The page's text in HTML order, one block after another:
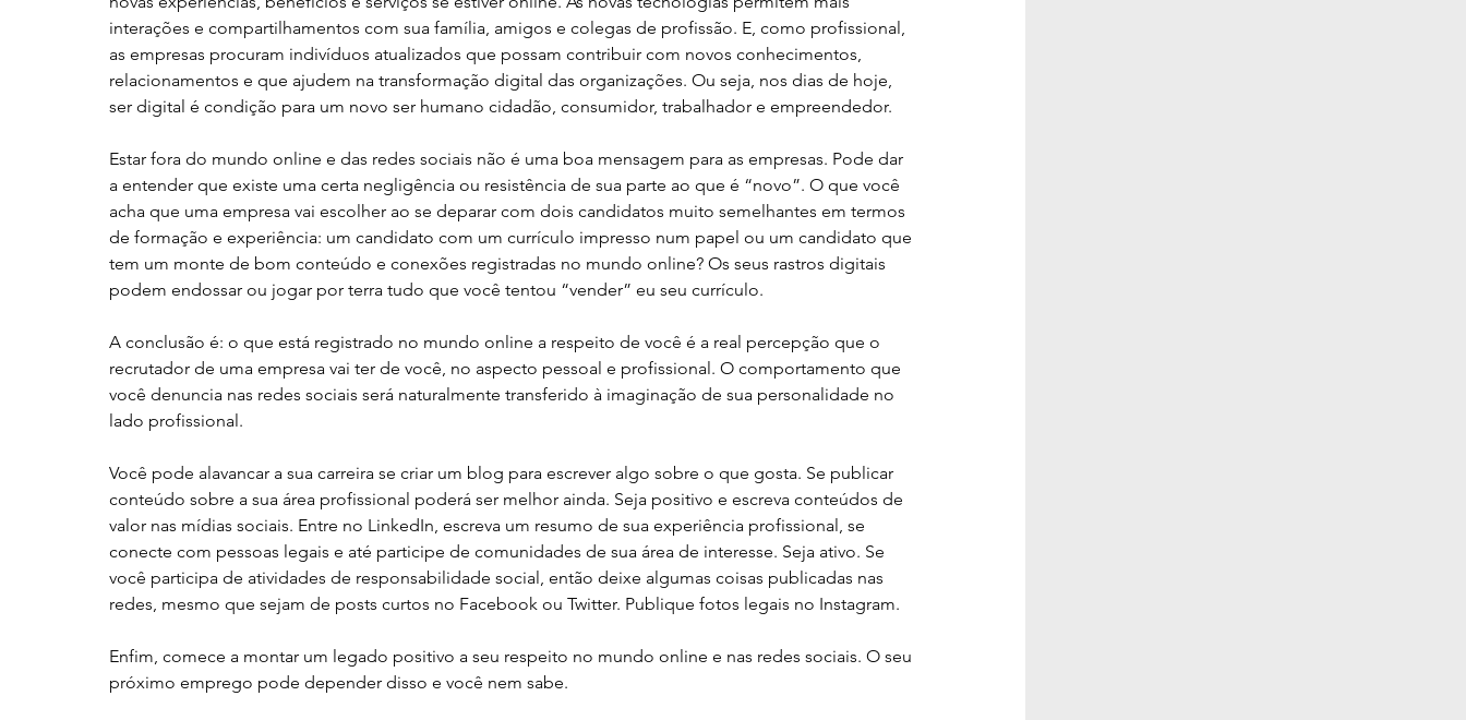
interações e compartilhamentos com sua família, amigos e colegas de profissão. E, como profissional,
as empresas procuram indivíduos atualizados que possam contribuir com novos conhecimentos,
relacionamentos e que ajudem na transformação digital das organizações. Ou seja, nos dias de hoje,
ser digital é condição para um novo ser humano cidadão, consumidor, trabalhador e empreendedor.
Estar fora do mundo online e das redes sociais não é uma boa mensagem para as empresas. Pode dar
a entender que existe uma certa negligência ou resistência de sua parte ao que é “novo”. O que você
acha que uma empresa vai escolher ao se deparar com dois candidatos muito semelhantes em termos
de formação e experiência: um candidato com um currículo impresso num papel ou um candidato que
tem um monte de bom conteúdo e conexões registradas no mundo online? Os seus rastros digitais
podem endossar ou jogar por terra tudo que você tentou “vender” eu seu currículo.
A conclusão é: o que está registrado no mundo online a respeito de você é a real percepção que o
recrutador de uma empresa vai ter de você, no aspecto pessoal e profissional. O comportamento que
você denuncia nas redes sociais será naturalmente transferido à imaginação de sua personalidade no
lado profissional.
Você pode alavancar a sua carreira se criar um blog para escrever algo sobre o que gosta. Se publicar
conteúdo sobre a sua área profissional poderá ser melhor ainda. Seja positivo e escreva conteúdos de
valor nas mídias sociais. Entre no LinkedIn, escreva um resumo de sua experiência profissional, se
conecte com pessoas legais e até participe de comunidades de sua área de interesse. Seja ativo. Se
você participa de atividades de responsabilidade social, então deixe algumas coisas publicadas nas
redes, mesmo que sejam de posts curtos no Facebook ou Twitter. Publique fotos legais no Instagram.
Enfim, comece a montar um legado positivo a seu respeito no mundo online e nas redes sociais. O seu
próximo emprego pode depender disso e você nem sabe.